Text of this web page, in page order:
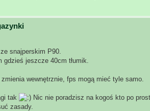
snajperskim P90.
jeszcze 40cm tłumik.
wewnętrznie, fps mogą mieć tyle samo.
tak
Nic nie poradzisz na kogoś kto po
zasady.